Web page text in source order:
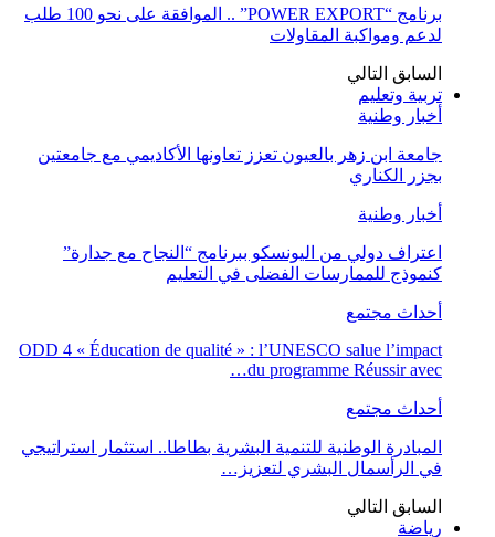
برنامج “POWER EXPORT” .. الموافقة على نحو 100 طلب
لدعم ومواكبة المقاولات
السابق التالي
تربية وتعليم
أخبار وطنية
جامعة ابن زهر بالعيون تعزز تعاونها الأكاديمي مع جامعتين
بجزر الكناري
أخبار وطنية
اعتراف دولي من اليونسكو ببرنامج “النجاح مع جدارة”
كنموذج للممارسات الفضلى في التعليم
أحداث مجتمع
ODD 4 « Éducation de qualité » : l’UNESCO salue l’impact
du programme Réussir avec…
أحداث مجتمع
المبادرة الوطنية للتنمية البشرية بطاطا.. استثمار استراتيجي
في الرأسمال البشري لتعزيز…
السابق التالي
رياضة